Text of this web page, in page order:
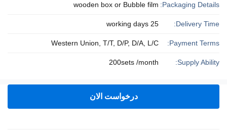
Packaging Details:
wooden box or Bubble film
Delivery Time:
25 working days
Payment Terms:
Western Union, T/T, D/P, D/A, L/C
Supply Ability:
200sets /month
درخواست الان